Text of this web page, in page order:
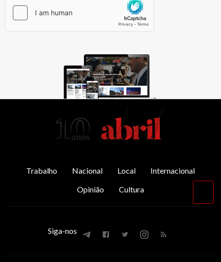
Trabalho Nacional Local
Internacional
Opinião
Cultura
Siga-nos